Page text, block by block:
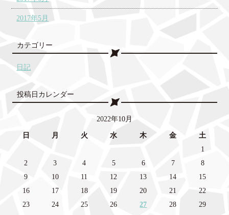
2017年5月
カテゴリー
日記
投稿日カレンダー
2022年10月
日 月 火 水 木 金
土
1
2
3 4 5 6 7
8
9
10 11 12 13 14
15
16
17 18 19 20 21
22
23
24 25 26 27 28
29